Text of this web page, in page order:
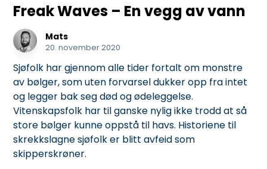
Freak Waves – En vegg av vann
Mats
20. november 2020
Sjøfolk har gjennom alle tider fortalt om monstre
av bølger, som uten forvarsel dukker opp fra intet
og legger bak seg død og ødeleggelse.
Vitenskapsfolk har til ganske nylig ikke trodd at så
store bølger kunne oppstå til havs. Historiene til
skrekkslagne sjøfolk er blitt avfeid som
skipperskrøner.